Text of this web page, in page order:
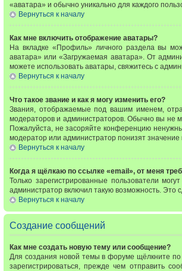
«аватара» и обычно уникально для каждого
Вернуться к началу
Как мне включить отображение аватары?
На вкладке «Профиль» личного раздела вы
аватара» или «Загружаемая аватара». От
можете использовать аватары, свяжитесь с
Вернуться к началу
Что такое звание и как я могу изменить его?
Звания, отображаемые под вашим именем,
модераторов и администраторов. Обычно вы не
Пожалуйста, не засоряйте конференцию
модератор или администратор понизят
Вернуться к началу
Когда я щёлкаю по ссылке «email», от меня
Только зарегистрированные пользователи
администратор включил такую возможность. Это
Вернуться к началу
Создание сообщений
Как мне создать новую тему или сообщение?
Для создания новой темы в форуме щёлкните
зарегистрироваться, прежде чем отправить